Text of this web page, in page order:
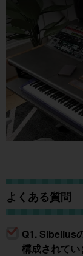
よくある質問
Q1. Sibelius
構成されてい